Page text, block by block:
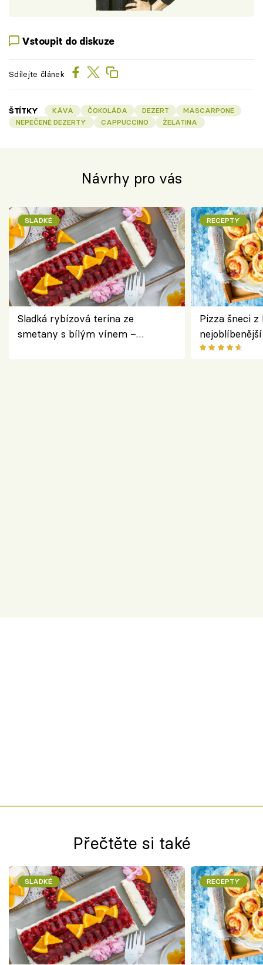
Vstoupit do diskuze
Sdílejte článek
ŠTÍTKY KÁVA ČOKOLÁDA DEZERT
MASCARPONE
NEPEČENÉ DEZERTY
CAPPUCCINO ŽELATINA
Návrhy pro vás
SLADKÉ
Sladká rybízová terina ze
smetany s bílým vínem –
RECEPTY
Pizza šneci
Přečtěte si také
SLADKÉ RECEPTY